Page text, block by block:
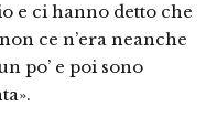
e ci hanno detto che
ce n’era neanche
po’ e poi sono